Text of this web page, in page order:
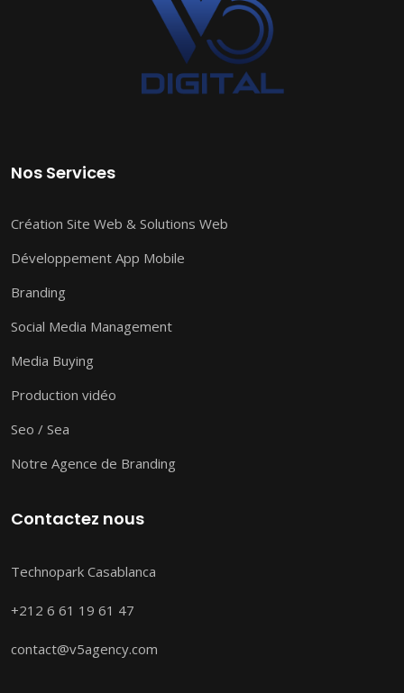
Nos Services
Création Site Web & Solutions Web
Développement App Mobile
Branding
Social Media Management
Media Buying
Production vidéo
Seo / Sea
Notre Agence de Branding
Contactez nous
Technopark Casablanca
+212 6 61 19 61 47
contact@v5agency.com